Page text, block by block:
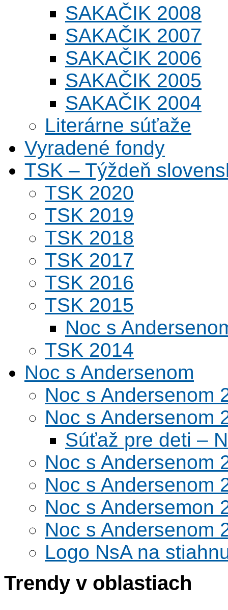
SAKAČIK 2008
SAKAČIK 2007
SAKAČIK 2006
SAKAČIK 2005
SAKAČIK 2004
Literárne súťaže
Vyradené fondy
TSK – Týždeň
TSK 2020
TSK 2019
TSK 2018
TSK 2017
TSK 2016
TSK 2015
Noc s
TSK 2014
Noc s Andersenom
Noc s Andersenom
Noc s Andersenom
Súťaž pre deti –
Noc s Andersenom
Noc s Andersenom
Noc s Andersemon
Noc s Andersenom
Logo NsA na
Trendy v oblastiach